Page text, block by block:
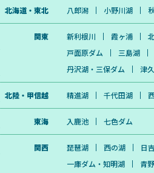
北海道・東北 八郎潟 小野川湖
関東 新利根川 霞ヶ浦
戸面原ダム
三島湖
丹沢湖・三保ダム
津
北陸・甲信越 精進湖 千代田湖
東海 入鹿池 七色ダム
関西 琵琶湖 西の湖 日
一庫ダム・知明湖
青